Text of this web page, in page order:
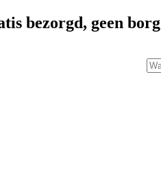
bezorgd, geen borg